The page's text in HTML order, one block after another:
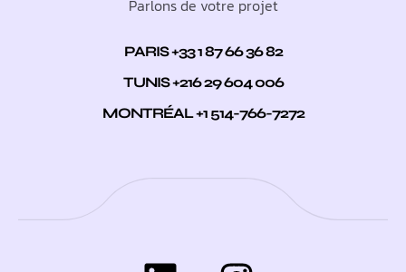
Parlons de votre projet
PARIS +33 1 87 66 36 82
TUNIS +216 29 604 006
MONTRÉAL +1 514-766-7272